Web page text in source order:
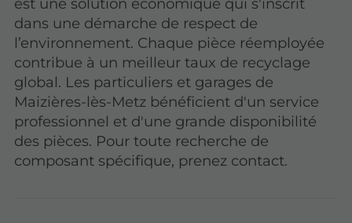
dans une démarche de respect de
l’environnement. Chaque pièce réemployée
contribue à un meilleur taux de recyclage
global. Les particuliers et garages de
Maizières-lès-Metz bénéficient d'un service
professionnel et d'une grande disponibilité
des pièces. Pour toute recherche de
composant spécifique, prenez contact.